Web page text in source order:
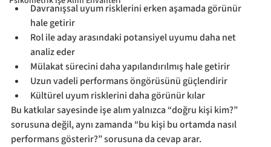
Davranışsal uyum risklerini erken aşamada görünür
hale getirir
Rol ile aday arasındaki potansiyel uyumu daha net
analiz eder
Mülakat sürecini daha yapılandırılmış hale getirir
Uzun vadeli performans öngörüsünü güçlendirir
Kültürel uyum risklerini daha görünür kılar
Bu katkılar sayesinde işe alım yalnızca “doğru kişi kim?”
sorusuna değil, aynı zamanda “bu kişi bu ortamda nasıl
performans gösterir?” sorusuna da cevap arar.